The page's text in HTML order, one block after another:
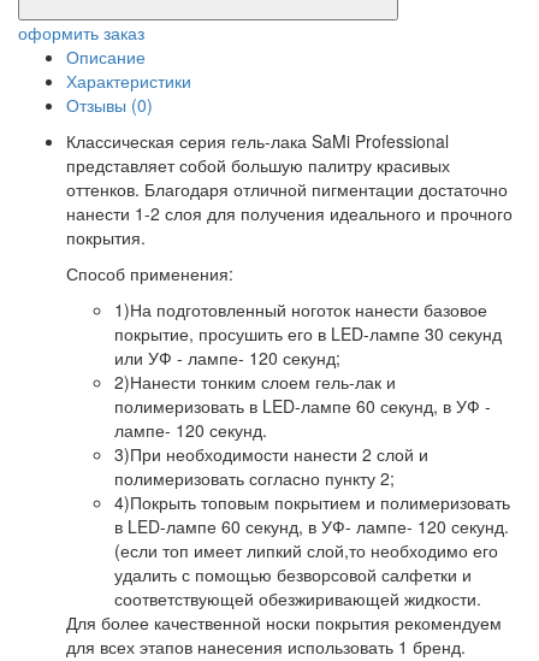
оформить заказ
Описание
Характеристики
Отзывы (0)
Классическая серия гель-лака SaMi Professional
представляет собой большую палитру красивых
оттенков. Благодаря отличной пигментации достаточно
нанести 1-2 слоя для получения идеального и прочного
покрытия.
Способ применения:
1)На подготовленный ноготок нанести базовое
покрытие, просушить его в LED-лампе 30 секунд
или УФ - лампе- 120 секунд;
2)Нанести тонким слоем гель-лак и
полимеризовать в LED-лампе 60 секунд, в УФ -
лампе- 120 секунд.
3)При необходимости нанести 2 слой и
полимеризовать согласно пункту 2;
4)Покрыть топовым покрытием и полимеризовать
в LED-лампе 60 секунд, в УФ- лампе- 120 секунд.
(если топ имеет липкий слой,то необходимо его
удалить с помощью безворсовой салфетки и
соответствующей обезжиривающей жидкости.
Для более качественной носки покрытия рекомендуем
для всех этапов нанесения использовать 1 бренд.